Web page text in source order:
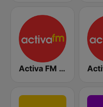
Activa FM - Marina Alta